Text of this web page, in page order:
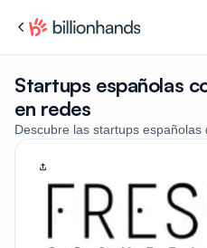
Startups españolas
en redes
Descubre las startups